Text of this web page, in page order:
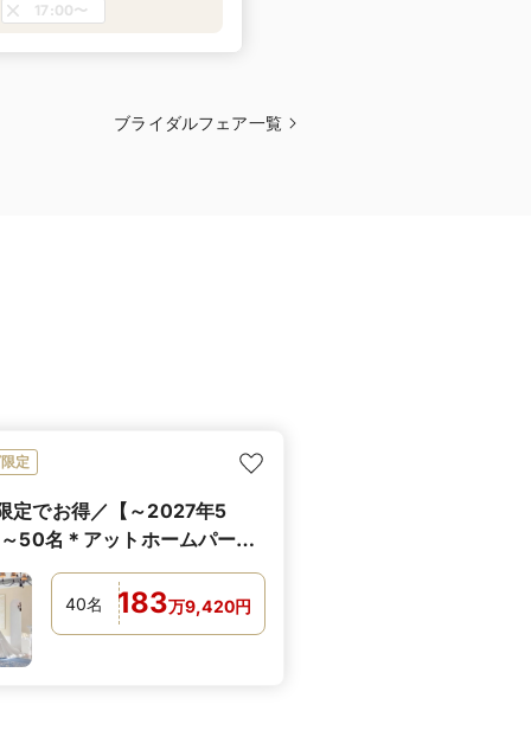
17:00〜
ブライダルフェア一覧
定
定でお得／【～2027年5
50名＊アットホームパー
ン
40名 183万9,420円